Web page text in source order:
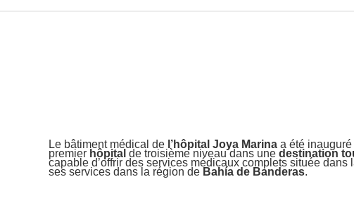
Le bâtiment médical de l’hôpital Joya Marinaa été inauguré
premier hôpital de troisième niveau dans une destination
capable d’offrir des services médicaux complets située
ses services dans la région de Bahía de Banderas.